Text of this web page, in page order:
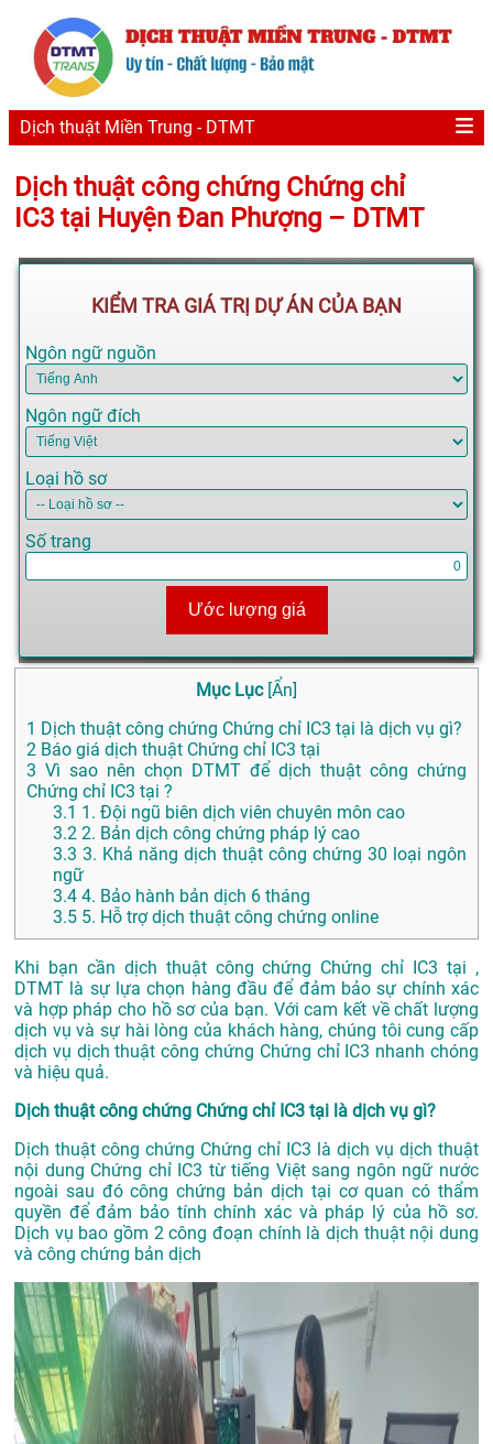
Dịch thuật Miền Trung - DTMT
Dịch thuật công chứng Chứng chỉ
IC3 tại Huyện Đan Phượng – DTMT
KIỂM TRA GIÁ TRỊ DỰ ÁN CỦA BẠN
Ngôn ngữ nguồn
Ngôn ngữ đích
Loại hồ sơ
Số trang
Ước lượng giá
Mục Lục [Ẩn]
1 Dịch thuật công chứng Chứng chỉ IC3 tại là dịch vụ gì?
2 Báo giá dịch thuật Chứng chỉ IC3 tại
3 Vì sao nên chọn DTMT để dịch thuật công chứng
Chứng chỉ IC3 tại ?
3.1 1. Đội ngũ biên dịch viên chuyên môn cao
3.2 2. Bản dịch công chứng pháp lý cao
3.3 3. Khả năng dịch thuật công chứng 30 loại ngôn
ngữ
3.4 4. Bảo hành bản dịch 6 tháng
3.5 5. Hỗ trợ dịch thuật công chứng online
Khi bạn cần dịch thuật công chứng Chứng chỉ IC3 tại ,
DTMT là sự lựa chọn hàng đầu để đảm bảo sự chính xác
và hợp pháp cho hồ sơ của bạn. Với cam kết về chất lượng
dịch vụ và sự hài lòng của khách hàng, chúng tôi cung cấp
dịch vụ dịch thuật công chứng Chứng chỉ IC3 nhanh chóng
và hiệu quả.
Dịch thuật công chứng Chứng chỉ IC3 tại là dịch vụ gì?
Dịch thuật công chứng Chứng chỉ IC3 là dịch vụ dịch thuật
nội dung Chứng chỉ IC3 từ tiếng Việt sang ngôn ngữ nước
ngoài sau đó công chứng bản dịch tại cơ quan có thẩm
quyền để đảm bảo tính chính xác và pháp lý của hồ sơ.
Dịch vụ bao gồm 2 công đoạn chính là dịch thuật nội dung
và công chứng bản dịch